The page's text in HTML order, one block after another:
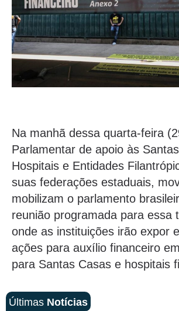
Na manhã dessa quarta-feira
Parlamentar de apoio às
Hospitais e Entidades
suas federações estaduais,
mobilizam o parlamento
reunião programada para essa
onde as instituições irão expor
ações para auxílio financeiro
para Santas Casas e hospitais
Últimas Notícias